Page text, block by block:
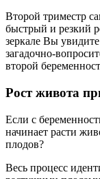
Второй триместр
быстрый и резкий
зеркале Вы
загадочно-
второй
Рост живота
Если с
начинает расти
плодов?
Весь процесс